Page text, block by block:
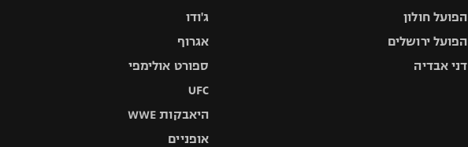
הפועל חולון
הפועל ירושלים
דני אבדיה
ג'ודו
אגרוף
ספורט אולימפי
UFC
היאבקות WWE
אופניים